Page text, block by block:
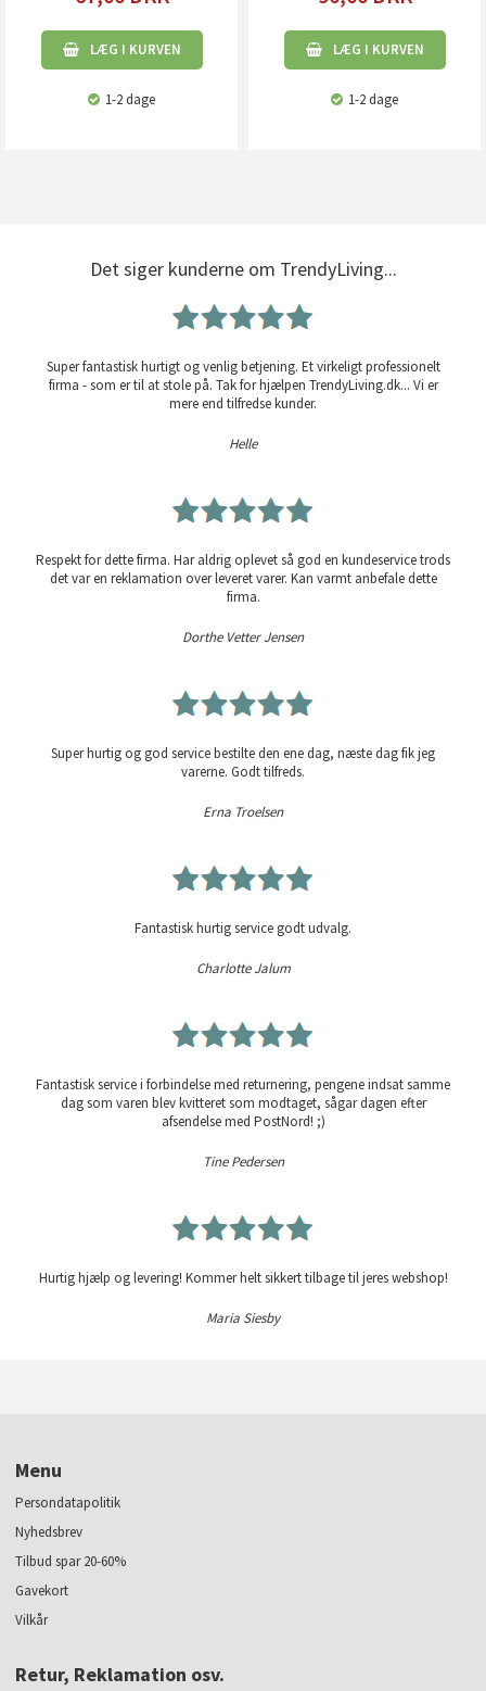
LÆG I KURVEN
1-2 dage
LÆG I KURVEN
1-2 dage
Det siger kunderne om TrendyLiving...
Super fantastisk hurtigt og venlig betjening. Et virkeligt professionelt
firma - som er til at stole på. Tak for hjælpen TrendyLiving.dk... Vi er
mere end tilfredse kunder.
Helle
Respekt for dette firma. Har aldrig oplevet så god en kundeservice trods
det var en reklamation over leveret varer. Kan varmt anbefale dette
firma.
Dorthe Vetter Jensen
Super hurtig og god service bestilte den ene dag, næste dag fik jeg
varerne. Godt tilfreds.
Erna Troelsen
Fantastisk hurtig service godt udvalg.
Charlotte Jalum
Fantastisk service i forbindelse med returnering, pengene indsat samme
dag som varen blev kvitteret som modtaget, sågar dagen efter
afsendelse med PostNord! ;)
Tine Pedersen
Hurtig hjælp og levering! Kommer helt sikkert tilbage til jeres webshop!
Maria Siesby
Menu
Persondatapolitik
Nyhedsbrev
Tilbud spar 20-60%
Gavekort
Vilkår
Retur, Reklamation osv.